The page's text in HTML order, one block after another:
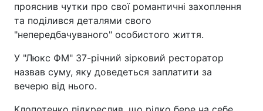
прояснив чутки про свої романтичні захоплення
та поділився деталями свого
"непередбачуваного" особистого життя.
У "Люкс ФМ" 37-річний зірковий ресторатор
назвав суму, яку доведеться заплатити за
вечерю від нього.